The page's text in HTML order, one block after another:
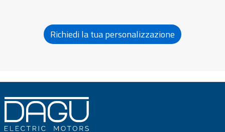
Richiedi la tua personalizzazione